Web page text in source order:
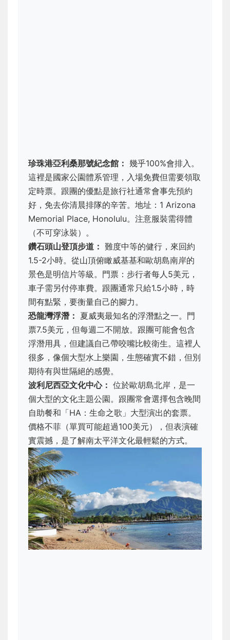
珍珠港亞利桑那號紀念館： 幾乎100%會排入。
這裡是國家公園體系管理，入場免費但需要領取
定時票。跟團的優點是旅行社通常會事先預約
好，免去你清晨排隊的辛苦。地址：1 Arizona
Memorial Place, Honolulu。注意服裝需得體
（不可穿泳裝）。
鑽石頭山登頂步道： 難度中等的健行，來回約
1.5-2小時。從山頂俯瞰威基基和歐胡島南岸的
景色是明信片等級。門票：步行者每人5美元，
車子需另付停車費。跟團通常只給1.5小時，時
間有點緊，要衡量自己的腳力。
恐龍灣浮潛： 夏威夷最知名的浮潛點之一。門
票7.5美元，但每週二不開放。跟團可能會包含
浮潛用具，但建議自己帶咬嘴比較衛生。這裡人
很多，像個大型水上樂園，生態確實不錯，但別
期待有與世隔絕的感覺。
波利尼西亞文化中心： 位於歐胡島北岸，是一
個大型的文化主題公園。跟團常會選擇包含晚間
自助餐和「HA：生命之歌」大型演出的套票。
價格不菲（單買可能超過100美元），但表演確
實震撼，是了解南太平洋文化最輕鬆的方式。